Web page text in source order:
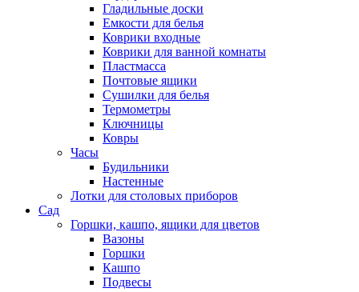
Гладильные доски
Емкости для белья
Коврики входные
Коврики для ванной комнаты
Пластмасса
Почтовые ящики
Сушилки для белья
Термометры
Ключницы
Ковры
Часы
Будильники
Настенные
Лотки для столовых приборов
Сад
Горшки, кашпо, ящики для цветов
Вазоны
Горшки
Кашпо
Подвесы